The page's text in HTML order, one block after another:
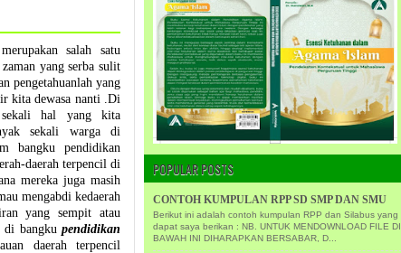
merupakan salah satu
yang serba sulit
pengetahuanlah yang
kita dewasa nanti .Di
sekali hal yang kita
sekali warga di
bangku pendidikan
daerah terpencil di
mereka juga masih
mengabdi kedaerah
yang sempit atau
di bangku pendidikan
daerah terpencil
POPULAR POSTS
CONTOH KUMPULAN RPP SD SMP DAN SMU
Berikut ini adalah contoh kumpulan RPP dan Silabus yang
dapat saya berikan : NB. UNTUK MENDOWNLOAD FILE DI
BAWAH INI DIHARAPKAN BERSABAR, D...